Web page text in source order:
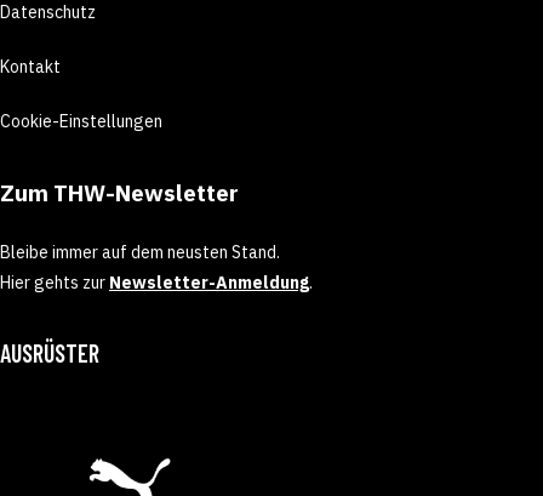
Datenschutz
Kontakt
Cookie-Einstellungen
Zum THW-Newsletter
Bleibe immer auf dem neusten Stand.
Hier gehts zur Newsletter-Anmeldung.
AUSRÜSTER